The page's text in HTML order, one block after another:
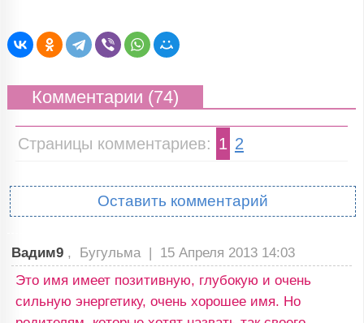
Комментарии (74)
Страницы комментариев: 1 2
Оставить комментарий
Вадим9 , Бугульма | 15 Апреля 2013 14:03
Это имя имеет позитивную, глубокую и очень
сильную энергетику, очень хорошее имя. Но